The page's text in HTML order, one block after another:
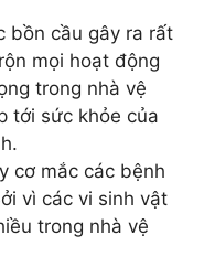
bồn cầu gây ra rất
mọi hoạt động
trong nhà vệ
tới sức khỏe của
cơ mắc các bệnh
vì các vi sinh vật
trong nhà vệ